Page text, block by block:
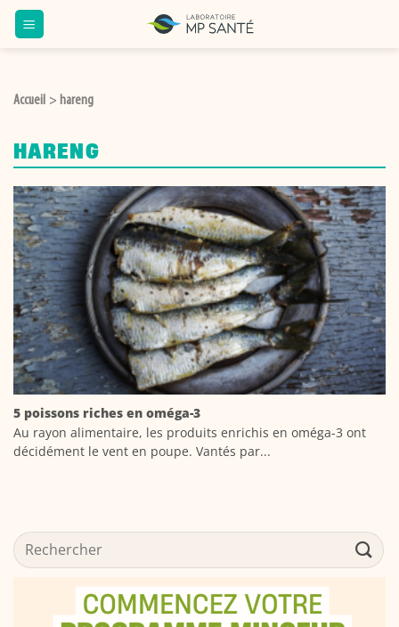
Passer
au
Accueil > hareng
HARENG
5 poissons riches en oméga-3
Au rayon alimentaire, les produits enrichis en oméga-3 ont
décidément le vent en poupe. Vantés par...